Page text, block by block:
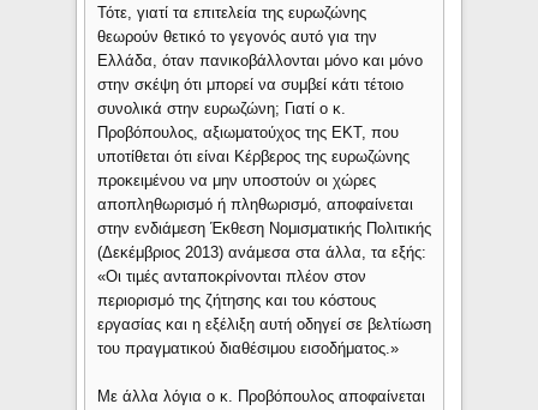
Τότε, γιατί τα επιτελεία της ευρωζώνης
θεωρούν θετικό το γεγονός αυτό για την
Ελλάδα, όταν πανικοβάλλονται μόνο και μόνο
στην σκέψη ότι μπορεί να συμβεί κάτι τέτοιο
συνολικά στην ευρωζώνη; Γιατί ο κ.
Προβόπουλος, αξιωματούχος της ΕΚΤ, που
υποτίθεται ότι είναι Κέρβερος της ευρωζώνης
προκειμένου να μην υποστούν οι χώρες
αποπληθωρισμό ή πληθωρισμό, αποφαίνεται
στην ενδιάμεση Έκθεση Νομισματικής Πολιτικής
(Δεκέμβριος 2013) ανάμεσα στα άλλα, τα εξής:
«Οι τιµές ανταποκρίνονται πλέον στον
περιορισμό της ζήτησης και του κόστους
εργασίας και η εξέλιξη αυτή οδηγεί σε βελτίωση
του πραγματικού διαθέσιμου εισοδήματος.»
Με άλλα λόγια ο κ. Προβόπουλος αποφαίνεται